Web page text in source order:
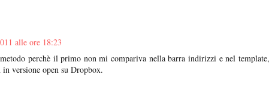
alle ore 18:23
perchè il primo non mi compariva nella barra indirizzi e nel template,
versione open su Dropbox.